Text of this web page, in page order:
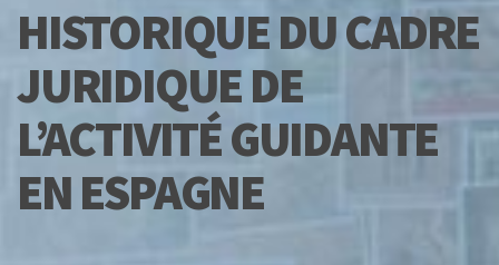
HISTORIQUE DU CADRE
JURIDIQUE DE
L’ACTIVITÉ GUIDANTE
EN ESPAGNE